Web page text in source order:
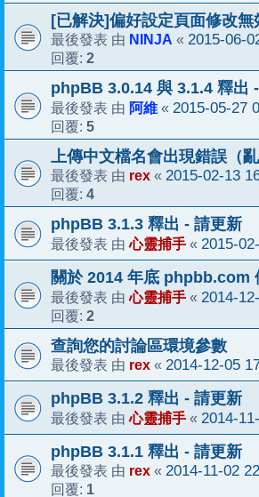
[已解決]偏好設定頁面修改無
最後發表 由 NINJA « 2015-06-
回覆: 2
phpBB 3.0.14 與 3.1.4 釋出
最後發表 由 阿維 « 2015-05-27
回覆: 5
上傳中文檔名會出現錯誤（亂
最後發表 由 rex « 2015-02-13
回覆: 4
phpBB 3.1.3 釋出 - 請更新
最後發表 由心靈捕手 « 2015-
關於 2014 年底 phpbb.com
最後發表 由心靈捕手 « 2014-
回覆: 2
查詢您的討論區環境參數
最後發表 由 rex « 2014-12-05
phpBB 3.1.2 釋出 - 請更新
最後發表 由心靈捕手 « 2014-
phpBB 3.1.1 釋出 - 請更新
最後發表 由 rex « 2014-11-02
回覆: 1